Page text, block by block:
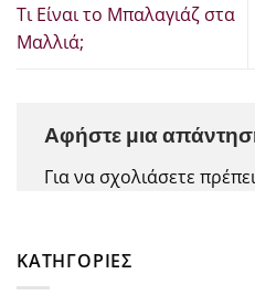
Τι Είναι το Μπαλαγιάζ στα
Μαλλιά;
Αφήστε μια
Για να σχολιάσετε
KΑΤΗΓΟΡΊΕΣ